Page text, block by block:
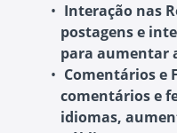
Interação nas
postagens e
para aumentar
Comentários e
comentários e
idiomas,